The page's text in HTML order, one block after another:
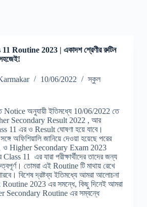
Routine 2023 | একাদশ শ্রেণীর রুটিন
10/06/2022 স্কুল
Notice অনুযায়ী ইতিমধ্যে 10/06/2022 তে
Secondary Result 2022 , আর
11 এর ও Result ঘোষণা হয়ে যাবে।
অফিশিয়ালি জানিয়ে দেওয়া হয়েছে পরের
ও Higher Secondary Exam 2023
11 এর যারা পরীক্ষার্থীদের তাদের জন্য
তোমরা এই Routine টি মাথায় রেখে
বিশেষ দ্রষ্টব্য ইতিমধ্যে আমরা আলোচনা
2023 এর সমন্ধে, কিছু দিনেই আমরা
Secondary Routine এর সম্বন্ধে